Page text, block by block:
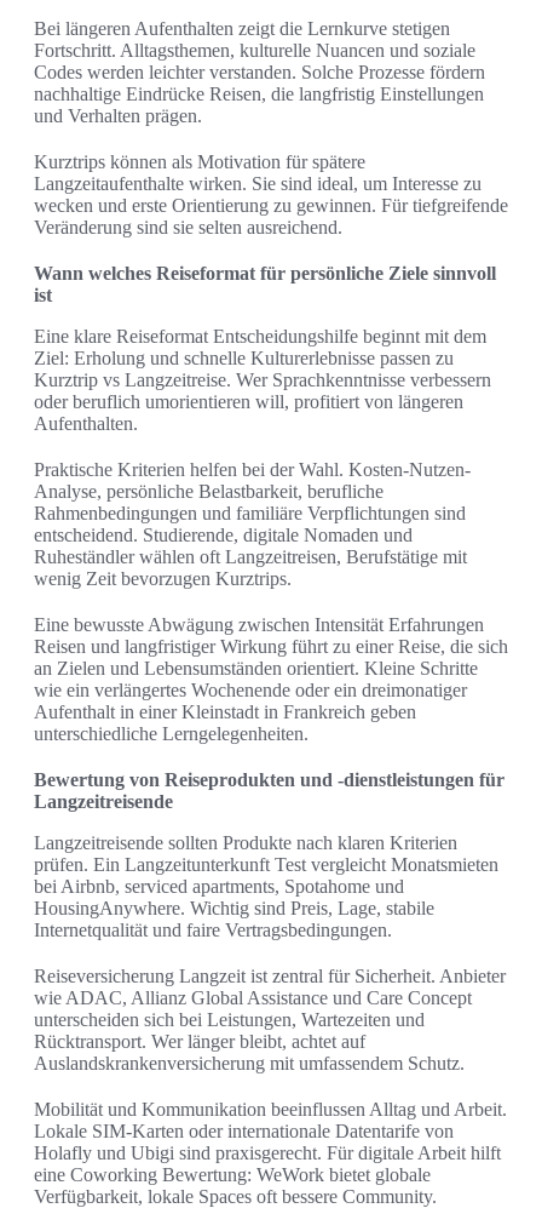
Bei längeren Aufenthalten zeigt die Lernkurve stetigen
Fortschritt. Alltagsthemen, kulturelle Nuancen und soziale
Codes werden leichter verstanden. Solche Prozesse fördern
nachhaltige Eindrücke Reisen, die langfristig Einstellungen
und Verhalten prägen.
Kurztrips können als Motivation für spätere
Langzeitaufenthalte wirken. Sie sind ideal, um Interesse zu
wecken und erste Orientierung zu gewinnen. Für tiefgreifende
Veränderung sind sie selten ausreichend.
Wann welches Reiseformat für persönliche Ziele sinnvoll
ist
Eine klare Reiseformat Entscheidungshilfe beginnt mit dem
Ziel: Erholung und schnelle Kulturerlebnisse passen zu
Kurztrip vs Langzeitreise. Wer Sprachkenntnisse verbessern
oder beruflich umorientieren will, profitiert von längeren
Aufenthalten.
Praktische Kriterien helfen bei der Wahl. Kosten-Nutzen-
Analyse, persönliche Belastbarkeit, berufliche
Rahmenbedingungen und familiäre Verpflichtungen sind
entscheidend. Studierende, digitale Nomaden und
Ruheständler wählen oft Langzeitreisen, Berufstätige mit
wenig Zeit bevorzugen Kurztrips.
Eine bewusste Abwägung zwischen Intensität Erfahrungen
Reisen und langfristiger Wirkung führt zu einer Reise, die sich
an Zielen und Lebensumständen orientiert. Kleine Schritte
wie ein verlängertes Wochenende oder ein drei­monatiger
Aufenthalt in einer Kleinstadt in Frankreich geben
unterschiedliche Lerngelegenheiten.
Bewertung von Reiseprodukten und -dienstleistungen für
Langzeitreisende
Langzeitreisende sollten Produkte nach klaren Kriterien
prüfen. Ein Langzeitunterkunft Test vergleicht Monatsmieten
bei Airbnb, serviced apartments, Spotahome und
HousingAnywhere. Wichtig sind Preis, Lage, stabile
Internetqualität und faire Vertragsbedingungen.
Reiseversicherung Langzeit ist zentral für Sicherheit. Anbieter
wie ADAC, Allianz Global Assistance und Care Concept
unterscheiden sich bei Leistungen, Wartezeiten und
Rücktransport. Wer länger bleibt, achtet auf
Auslandskrankenversicherung mit umfassendem Schutz.
Mobilität und Kommunikation beeinflussen Alltag und Arbeit.
Lokale SIM-Karten oder internationale Datentarife von
Holafly und Ubigi sind praxisgerecht. Für digitale Arbeit hilft
eine Coworking Bewertung: WeWork bietet globale
Verfügbarkeit, lokale Spaces oft bessere Community.